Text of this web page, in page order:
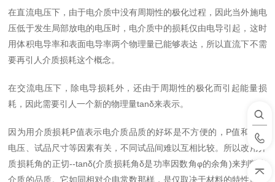
在直流电压下，由于电介质中没有周期性的极化过程，因此当外施电
压低于发生局部放电的电压时，电介质中的损耗仅由电导引起，这时
用体积电导率和表面电导率两个物理量已能够表达，所以直流下不需
要再引人介质损耗这个概念。
在交流电压下，除电导损耗外，还由于周期性的极化而引起能量损
耗，因此需要引人一个新的物理量tanδ来表示。
因为用介质损耗P值表示电介质品质的好坏是不方便的，P值和试验
电压、试品尺寸等因素有关，不同试品间难以互相比较。所以改用介
质损耗角的正切--tanδ(介质损耗角δ是功率因数角φ的余角)来判断电
介质的品质。它如同相对介电常数那样，是仅取决于材料的特性而与